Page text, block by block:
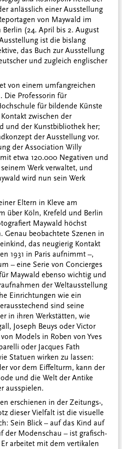
anlässlich einer Ausstellung
von Maywald im
(24. April bis 2. August
ist die bislang
das Buch zur Ausstellung
und zugleich englischer
von einem umfangreichen
Die Professorin für
für bildende Künste
zwischen der
und der Kunstbibliothek her;
der Ausstellung vor.
der Association Willy
etwa 120.000 Negativen und
Werk verwaltet, und
wird nun sein Werk
Eltern in Kleve am
über Köln, Krefeld und Berlin
Maywald höchst
Genau beobachtete Szenen in
das neugierig Kontakt
1931 in Paris aufnimmt –,
– eine Serie von Concierges
Maywald ebenso wichtig und
der Weltausstellung
Einrichtungen wie ein
sind seine
in ihren Werkstätten, wie
Joseph Beuys oder Victor
Models in Roben von Yves
oder Jacques Fath
Statuen wirken zu lassen:
vor dem Eiffelturm, kann der
und die Welt der Antike
ausspielen.
erschienen in der Zeitungs-,
dieser Vielfalt ist die visuelle
Sein Blick – auf das Kind auf
der Modenschau – ist grafisch-
arbeitet mit dem vertikalen